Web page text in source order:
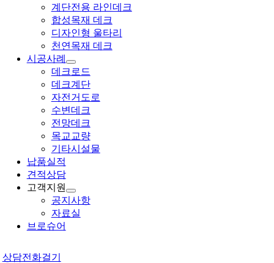
계단전용 라인데크
합성목재 데크
디자인형 울타리
천연목재 데크
시공사례
데크로드
데크계단
자전거도로
수변데크
전망데크
목교교량
기타시설물
납품실적
견적상담
고객지원
공지사항
자료실
브로슈어
상담전화걸기